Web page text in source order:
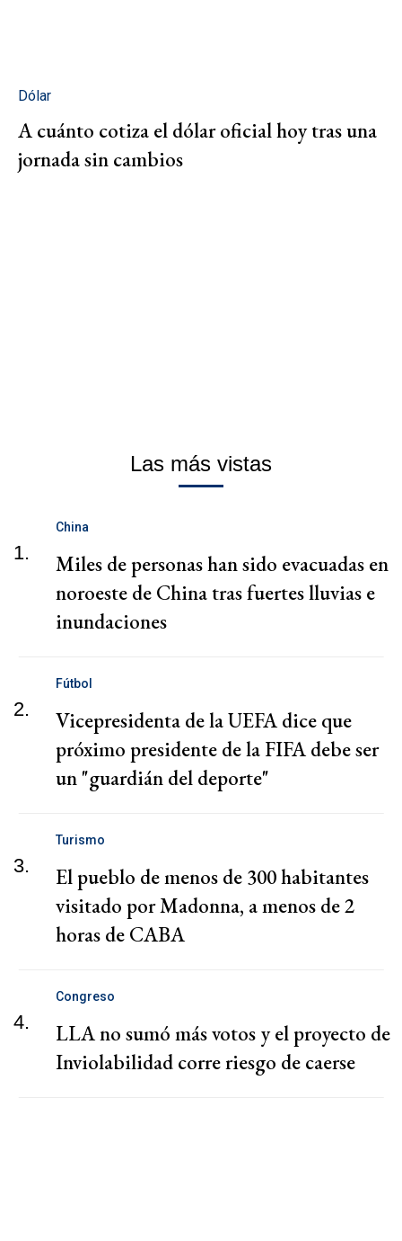
Dólar
A cuánto cotiza el dólar oficial hoy tras una
jornada sin cambios
Las más vistas
1.
China
Miles de personas han sido evacuadas en
noroeste de China tras fuertes lluvias e
inundaciones
2.
Fútbol
Vicepresidenta de la UEFA dice que
próximo presidente de la FIFA debe ser
un "guardián del deporte"
3.
Turismo
El pueblo de menos de 300 habitantes
visitado por Madonna, a menos de 2
horas de CABA
4.
Congreso
LLA no sumó más votos y el proyecto de
Inviolabilidad corre riesgo de caerse